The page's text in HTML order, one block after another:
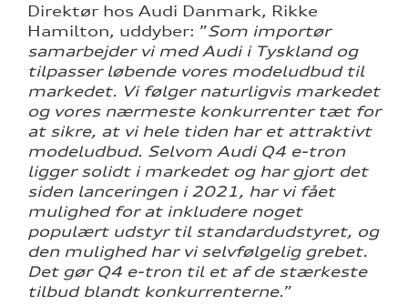
Direktør hos Audi Danmark, Rikke
Hamilton, uddyber: ”Som importør
samarbejder vi med Audi i Tyskland og
tilpasser løbende vores modeludbud til
markedet. Vi følger naturligvis markedet
og vores nærmeste konkurrenter tæt for
at sikre, at vi hele tiden har et attraktivt
modeludbud. Selvom Audi Q4 e-tron
ligger solidt i markedet og har gjort det
siden lanceringen i 2021, har vi fået
mulighed for at inkludere noget
populært udstyr til standardudstyret, og
den mulighed har vi selvfølgelig grebet.
Det gør Q4 e-tron til et af de stærkeste
tilbud blandt konkurrenterne.”